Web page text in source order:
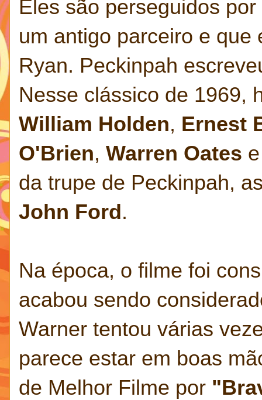
Eles são perseguidos
um antigo parceiro e
Ryan. Peckinpah
Nesse clássico de 1969,
William Holden, Ernest
O'Brien, Warren Oates
da trupe de Peckinpah,
John Ford.
Na época, o filme foi
acabou sendo
Warner tentou várias
parece estar em boas
de Melhor Filme por